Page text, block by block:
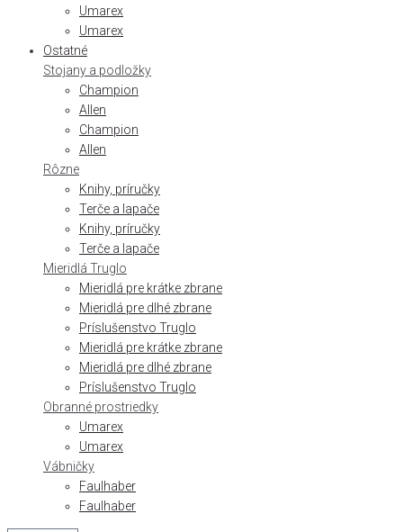
Umarex
Umarex
Ostatné
Stojany a podložky
Champion
Allen
Champion
Allen
Rôzne
Knihy, príručky
Terče a lapače
Knihy, príručky
Terče a lapače
Mieridlá Truglo
Mieridlá pre krátke zbrane
Mieridlá pre dlhé zbrane
Príslušenstvo Truglo
Mieridlá pre krátke zbrane
Mieridlá pre dlhé zbrane
Príslušenstvo Truglo
Obranné prostriedky
Umarex
Umarex
Vábničky
Faulhaber
Faulhaber